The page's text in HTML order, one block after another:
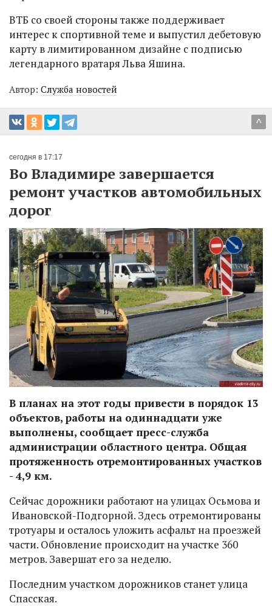
ВТБ со своей стороны также поддерживает
интерес к спортивной теме и выпустил дебетовую
карту в лимитированном дизайне с подписью
легендарного вратаря Льва Яшина.
Автор: Служба новостей
^
сегодня в 17:17
Во Владимире завершается
ремонт участков автомобильных
дорог
В планах на этот годы привести в порядок 13
объектов, работы на одиннадцати уже
выполнены, сообщает пресс-служба
администрации областного центра. Общая
протяженность отремонтированных участков
- 4,9 км.
Сейчас дорожники работают на улицах Осьмова и
Ивановской-Подгорной. Здесь отремонтированы
тротуары и осталось уложить асфальт на проезжей
части. Обновление происходит на участке 360
метров. Завершат его за неделю.
Последним участком дорожников станет улица
Спасская.